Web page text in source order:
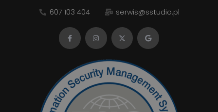
607 103 404 serwis@sstudio.pl